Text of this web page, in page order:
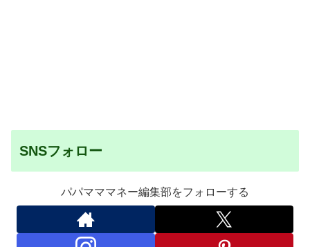
SNSフォロー
パパマママネー編集部をフォローする